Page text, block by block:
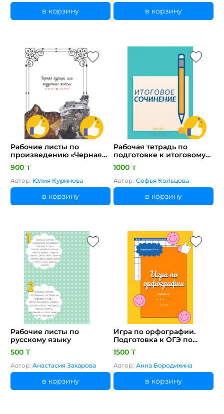
в корзину в корзину
Рабочие листы по
произведению «Черная
курица, или подземные
жители»
900 ₸
Автор: Юлия Куринова
в корзину
Рабочая тетрадь по
подготовке к итоговому
сочинению
1000 ₸
Автор: Софья Кольцова
в корзину
Рабочие листы по
русскому языку
500 ₸
Автор: Анастасия Захарова
в корзину
Игра по орфографии.
Подготовка к ОГЭ по
русскому языку.
1500 ₸
Автор: Анна Бородихина
в корзину